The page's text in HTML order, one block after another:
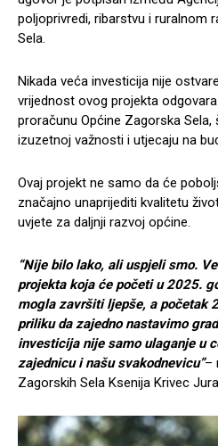
poljoprivredi, ribarstvu i ruralnom
Sela.
Nikada veća investicija nije
vrijednost ovog projekta
proračunu Općine Zagorska
izuzetnoj važnosti i utjecaju na
Ovaj projekt ne samo da će
značajno unaprijediti kvalitetu
uvjete za daljnji razvoj općine.
“Nije bilo lako, ali uspjeli smo.
projekta koja će početi u 2025.
mogla završiti ljepše, a početak
priliku da zajedno nastavimo
investicija nije samo ulaganje u
zajednicu i našu svakodnevicu”–
Zagorskih Sela Ksenija Krivec